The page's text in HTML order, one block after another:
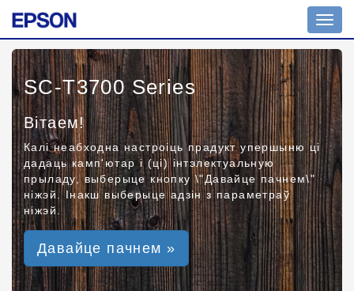
SC-T3700 Series
Вітаем!
Калі неабходна настроіць прадукт упершыню ці
дадаць камп'ютар і (ці) інтэлектуальную
прыладу, выберыце кнопку \"Давайце пачнем\"
ніжэй. Інакш выберыце адзін з параметраў
ніжэй.
Давайце пачнем »